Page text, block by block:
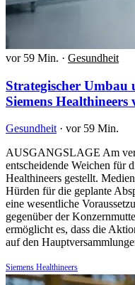
vor 59 Min. · Gesundheit
Strategischer Umbau
Siemens
Gesundheit · vor 59 Min.
AUSGANGSLAGE Am
entscheidende Weichen für
Healthineers gestellt.
Hürden für die geplante
eine wesentliche
gegenüber der
ermöglicht es, dass die
auf den
Siemens Healthineers